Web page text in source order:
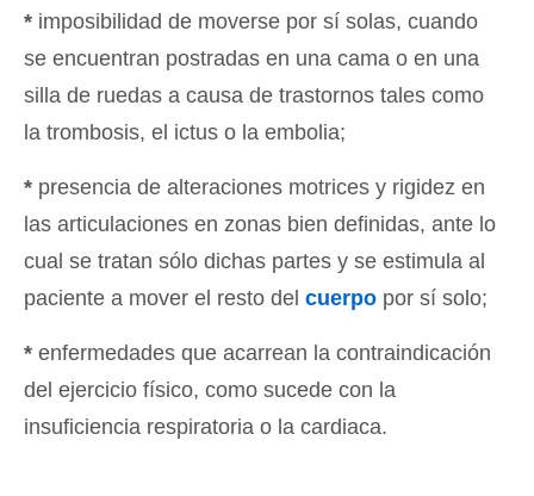
* imposibilidad de moverse por sí solas, cuando
se encuentran postradas en una cama o en una
silla de ruedas a causa de trastornos tales como
la trombosis, el ictus o la embolia;
* presencia de alteraciones motrices y rigidez en
las articulaciones en zonas bien definidas, ante lo
cual se tratan sólo dichas partes y se estimula al
paciente a mover el resto del cuerpo por sí solo;
* enfermedades que acarrean la contraindicación
del ejercicio físico, como sucede con la
insuficiencia respiratoria o la cardiaca.